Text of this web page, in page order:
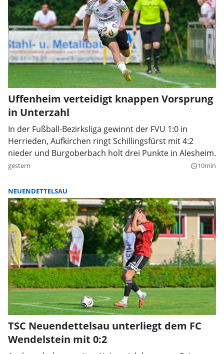
Uffenheim verteidigt knappen Vorsprung
in Unterzahl
In der Fußball-Bezirksliga gewinnt der FVU 1:0 in
Herrieden, Aufkirchen ringt Schillingsfürst mit 4:2
nieder und Burgoberbach holt drei Punkte in Alesheim.
gestern query_builder10min
NEUENDETTELSAU
TSC Neuendettelsau unterliegt dem FC
Wendelstein mit 0:2